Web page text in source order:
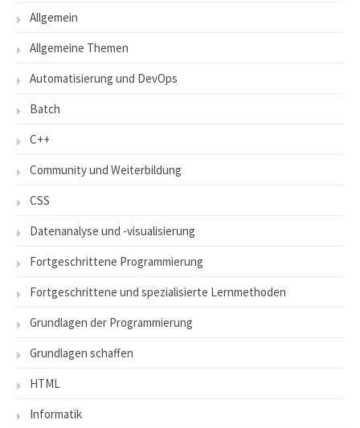
Allgemein
Allgemeine Themen
Automatisierung und DevOps
Batch
C++
Community und Weiterbildung
CSS
Datenanalyse und -visualisierung
Fortgeschrittene Programmierung
Fortgeschrittene und spezialisierte Lernmethoden
Grundlagen der Programmierung
Grundlagen schaffen
HTML
Informatik